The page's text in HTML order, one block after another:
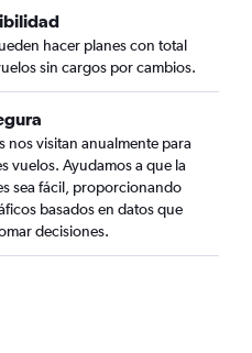
hacer planes con total
sin cargos por cambios.
nos visitan anualmente para
vuelos. Ayudamos a que la
sea fácil, proporcionando
basados en datos que
decisiones.